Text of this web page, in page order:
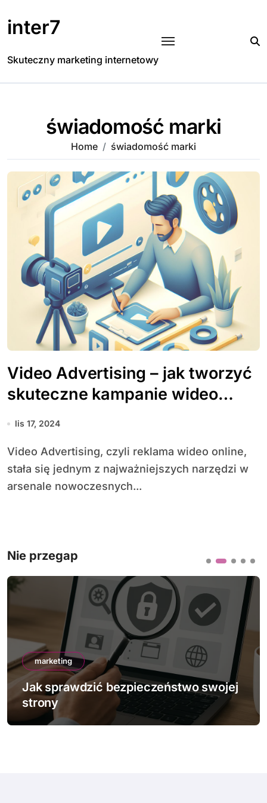
to
content
inter7
Skuteczny marketing internetowy
świadomość marki
Home świadomość marki
Video Advertising – jak tworzyć
skuteczne kampanie wideo
online?
lis 17, 2024
Video Advertising, czyli reklama wideo online,
stała się jednym z najważniejszych narzędzi w
arsenale nowoczesnych...
Nie przegap
marketing
Jak sprawdzić bezpieczeństwo swojej
strony